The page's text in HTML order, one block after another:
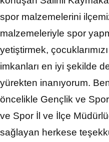
spor malzemelerini
malzemeleriyle spor
yetiştirmek,
imkanları en iyi şekilde
yürekten inanıyorum.
öncelikle Gençlik ve
ve Spor İl ve İlçe
sağlayan herkese